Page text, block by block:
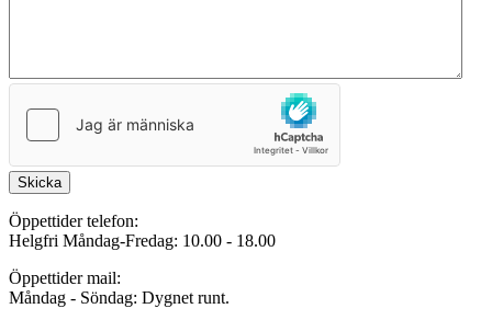
Skicka
Öppettider telefon:
Helgfri Måndag-Fredag: 10.00 - 18.00
Öppettider mail:
Måndag - Söndag: Dygnet runt.